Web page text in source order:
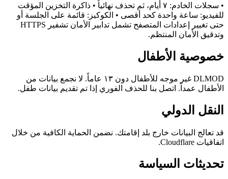
• سجلات الخادم: ٧ أيام، ثم تحذف نهائياً • ذاكرة التخزين المؤقت
للفيديو: ساعة واحدة كحد أقصى • الكوكيز: قائمة على الجلسة أو
حتى تغيير إعدادات المتصفح تشمل تدابير الأمان تشفير HTTPS
وتدقيق الأمان المنتظم.
خصوصية الأطفال
DLMOD غير موجه للأطفال دون ١٣ عاماً. لا نجمع بيانات من
الأطفال عمداً. اتصل بنا للحذف الفوري إذا تم تقديم بيانات طفل.
النقل الدولي
قد تعالج البيانات خارج بلد إقامتك. نضمن الحماية الكافية من خلال
اتفاقيات Cloudflare.
تحديثات السياسة